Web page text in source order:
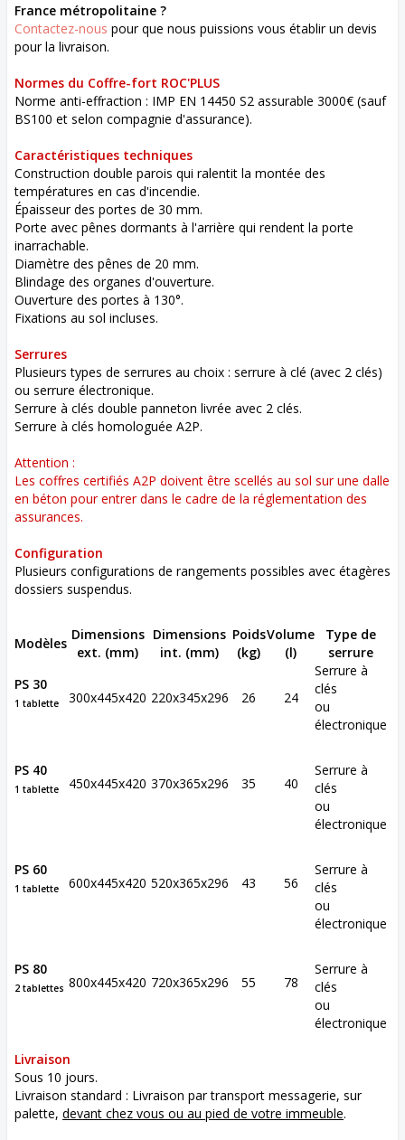
France métropolitaine ?
Contactez-nous pour que nous puissions vous établir un devis
pour la livraison.
Normes du Coffre-fort ROC'PLUS
Norme anti-effraction : IMP EN 14450 S2 assurable 3000€ (sauf
BS100 et selon compagnie d'assurance).
Caractéristiques techniques
Construction double parois qui ralentit la montée des
températures en cas d'incendie.
Épaisseur des portes de 30 mm.
Porte avec pênes dormants à l'arrière qui rendent la porte
inarrachable.
Diamètre des pênes de 20 mm.
Blindage des organes d'ouverture.
Ouverture des portes à 130°.
Fixations au sol incluses.
Serrures
Plusieurs types de serrures au choix : serrure à clé (avec 2 clés)
ou serrure électronique.
Serrure à clés double panneton livrée avec 2 clés.
Serrure à clés homologuée A2P.
Attention :
Les coffres certifiés A2P doivent être scellés au sol sur une dalle
en béton pour entrer dans le cadre de la réglementation des
assurances.
Configuration
Plusieurs configurations de rangements possibles avec étagères
dossiers suspendus.
Modèles
Dimensions
ext. (mm)
Dimensions
int. (mm)
Poids
(kg)
Volume
(l)
Type de
serrure
PS 30
1 tablette 300x445x420 220x345x296 26 24
Serrure à
clés
ou
électronique
PS 40
1 tablette 450x445x420 370x365x296 35 40
Serrure à
clés
ou
électronique
PS 60
1 tablette 600x445x420 520x365x296 43 56
Serrure à
clés
ou
électronique
PS 80
2 tablettes 800x445x420 720x365x296 55 78
Serrure à
clés
ou
électronique
Livraison
Sous 10 jours.
Livraison standard : Livraison par transport messagerie, sur
palette, devant chez vous ou au pied de votre immeuble.